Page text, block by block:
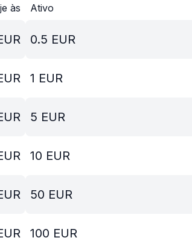
às Ativo
0.5 EUR
1 EUR
5 EUR
10 EUR
50 EUR
100 EUR